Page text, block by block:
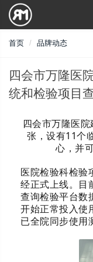
首页
品牌动态
四会市万隆医
统和检验项目
四会市万隆医院
张，设有11个
心，并
医院检验科检验
经正式上线。目
查询检验平台数
开始正常投入使
已全院同步使用